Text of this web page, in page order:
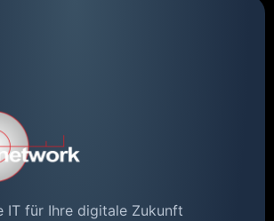
IT für Ihre digitale Zukunft